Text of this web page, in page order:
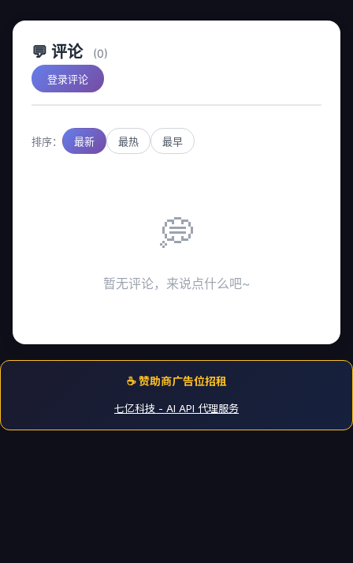
💬 评论 (0)
登录评论
排序： 最新 最热 最早
💭
暂无评论，来说点什么吧~
☕ 赞助商广告位招租
七亿科技 - AI API 代理服务